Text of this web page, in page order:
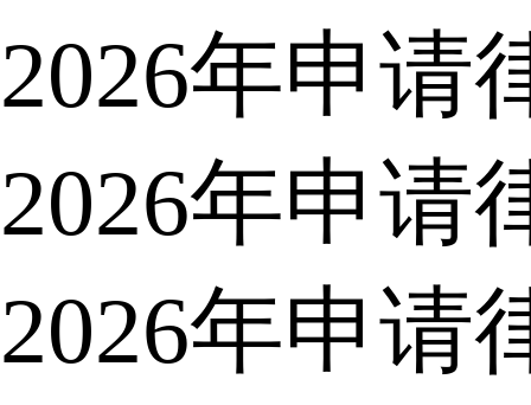
2026年申请
2026年申请
2026年申请